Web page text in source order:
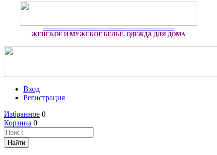
--------------------------------------------------------------------
ЖЕНСКОЕ И МУЖСКОЕ БЕЛЬЁ. ОДЕЖДА ДЛЯ ДОМА
Вход
Регистрация
Избранное 0
Корзина 0